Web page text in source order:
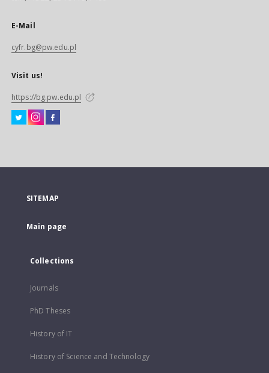
E-Mail
cyfr.bg@pw.edu.pl
Visit us!
https://bg.pw.edu.pl
SITEMAP
Main page
Collections
Journals
PhD Theses
History of IT
History of Science and Technology